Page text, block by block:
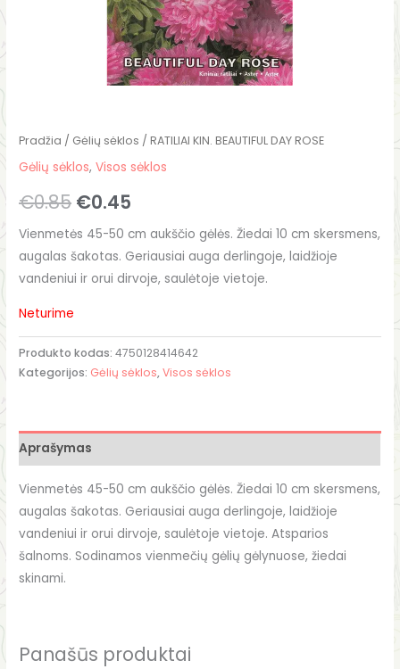
Pradžia / Gėlių sėklos / RATILIAI KIN. BEAUTIFUL DAY ROSE
Gėlių sėklos,Visos sėklos
€0.85 €0.45
Vienmetės 45-50 cm aukščio gėlės. Žiedai 10 cm skersmens,
augalas šakotas. Geriausiai auga derlingoje, laidžioje
vandeniui ir orui dirvoje, saulėtoje vietoje.
Neturime
Produkto kodas:4750128414642
Kategorijos: Gėlių sėklos,Visos sėklos
Aprašymas
Vienmetės 45-50 cm aukščio gėlės. Žiedai 10 cm skersmens,
augalas šakotas. Geriausiai auga derlingoje, laidžioje
vandeniui ir orui dirvoje, saulėtoje vietoje. Atsparios
šalnoms. Sodinamos vienmečių gėlių gėlynuose, žiedai
skinami.
Panašūs produktai